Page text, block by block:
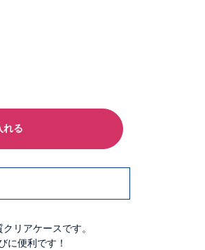
れる
リアケースです。
に便利です！